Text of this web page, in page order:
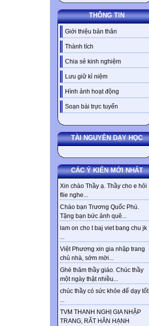
THÔNG TIN
Giới thiệu bản thân
Thành tích
Chia sẻ kinh nghiệm
Lưu giữ kỉ niệm
Hình ảnh hoạt động
Soạn bài trực tuyến
TÀI NGUYÊN DẠY HỌC
CÁC Ý KIẾN MỚI NHẤT
Xin chào Thầy ạ. Thầy cho e hỏi
flie nghe...
Chào bạn Trương Quốc Phú.
Tặng bạn bức ảnh quê...
lam on cho t baj viet bang chu jk
...
Việt Phương xin gia nhập trang
chủ nhà, sớm mời...
Ghé thăm thầy giáo. Chúc thầy
một ngày thật nhiều...
chúc thầy có sức khỏe để dạy tốt
...
TVM THANH NGHỊ GIA NHẬP
TRANG, RẤT HÂN HẠNH